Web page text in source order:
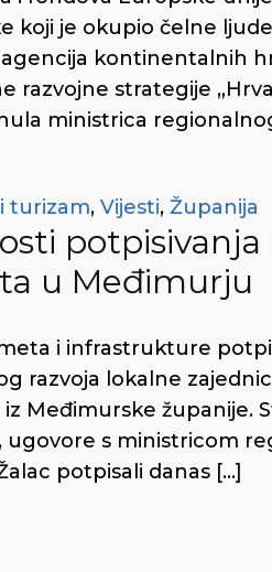
koji je okupio čelne
kontinentalnih
razvojne strategije
ministrica
turizam, Vijesti, Županija
potpisivanja
u Međimurju
i infrastrukture
razvoja lokalne
Međimurske županije.
ugovore s ministricom
potpisali danas […]